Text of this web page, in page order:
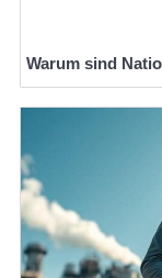
Warum sind